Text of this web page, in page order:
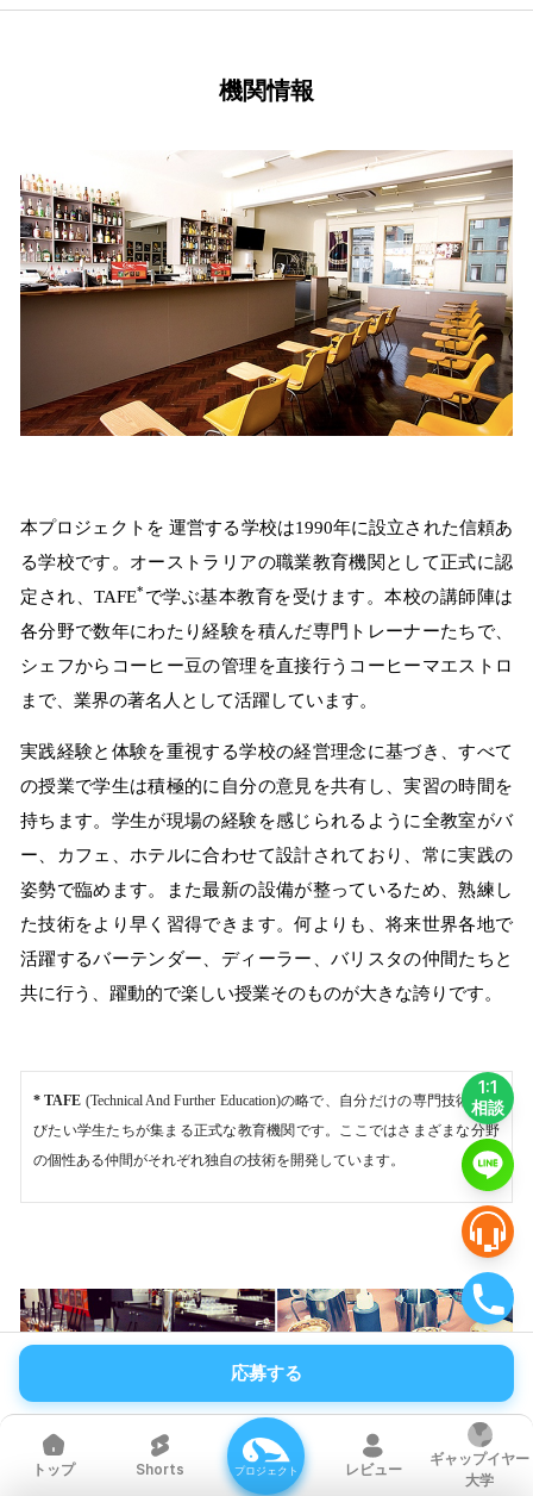
1:1
相談
機関情報
本プロジェクトを 運営する学校は1990年に設立された信頼あ
る学校です。オーストラリアの職業教育機関として正式に認
定され、TAFE* で学ぶ基本教育を受けます。本校の講師陣は
各分野で数年にわたり経験を積んだ専門トレーナーたちで、
シェフからコーヒー豆の管理を直接行うコーヒーマエストロ
まで、業界の著名人として活躍しています。
実践経験と体験を重視する学校の経営理念に基づき、すべて
の授業で学生は積極的に自分の意見を共有し、実習の時間を
持ちます。学生が現場の経験を感じられるように全教室がバ
ー、カフェ、ホテルに合わせて設計されており、常に実践の
姿勢で臨めます。また最新の設備が整っているため、熟練し
た技術をより早く習得できます。何よりも、将来世界各地で
活躍するバーテンダー、ディーラー、バリスタの仲間たちと
共に行う、躍動的で楽しい授業そのものが大きな誇りです。
* TAFE (Technical And Further Education)の略で、自分だけの専門技術を学
びたい学生たちが集まる正式な教育機関です。ここではさまざまな分野
の個性ある仲間がそれぞれ独自の技術を開発しています。
応募する
トップ Shorts プロジェクト レビュー
ギャップイヤー
大学